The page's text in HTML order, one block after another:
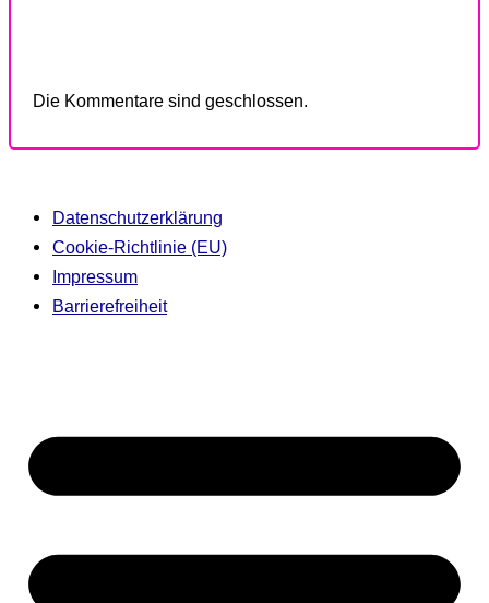
Die Kommentare sind geschlossen.
Datenschutzerklärung
Cookie-Richtlinie (EU)
Impressum
Barrierefreiheit